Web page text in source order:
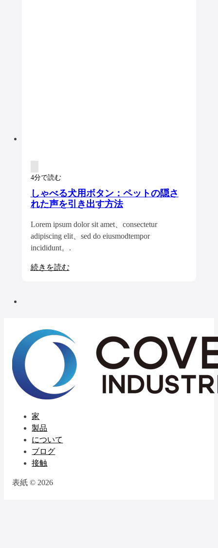
4分で読む
しゃべる犬用ボタン：ペットの隠さ
れた声を引き出す方法
Lorem ipsum dolor sit amet、consectetur
adipiscing elit、sed do eiusmodtempor
incididunt。.
続きを読む
家
製品
について
ブログ
接触
表紙 © 2026